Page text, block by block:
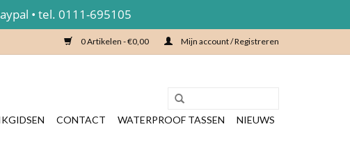
0 Artikelen - €0,00 Mijn account / Registreren
CONTACT WATERPROOF TASSEN NIEUWS
• tel. 0111-695105